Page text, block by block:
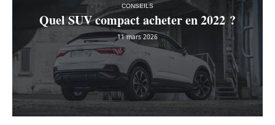
CONSEILS
Quel SUV compact acheter en 2022 ?
11 mars 2026